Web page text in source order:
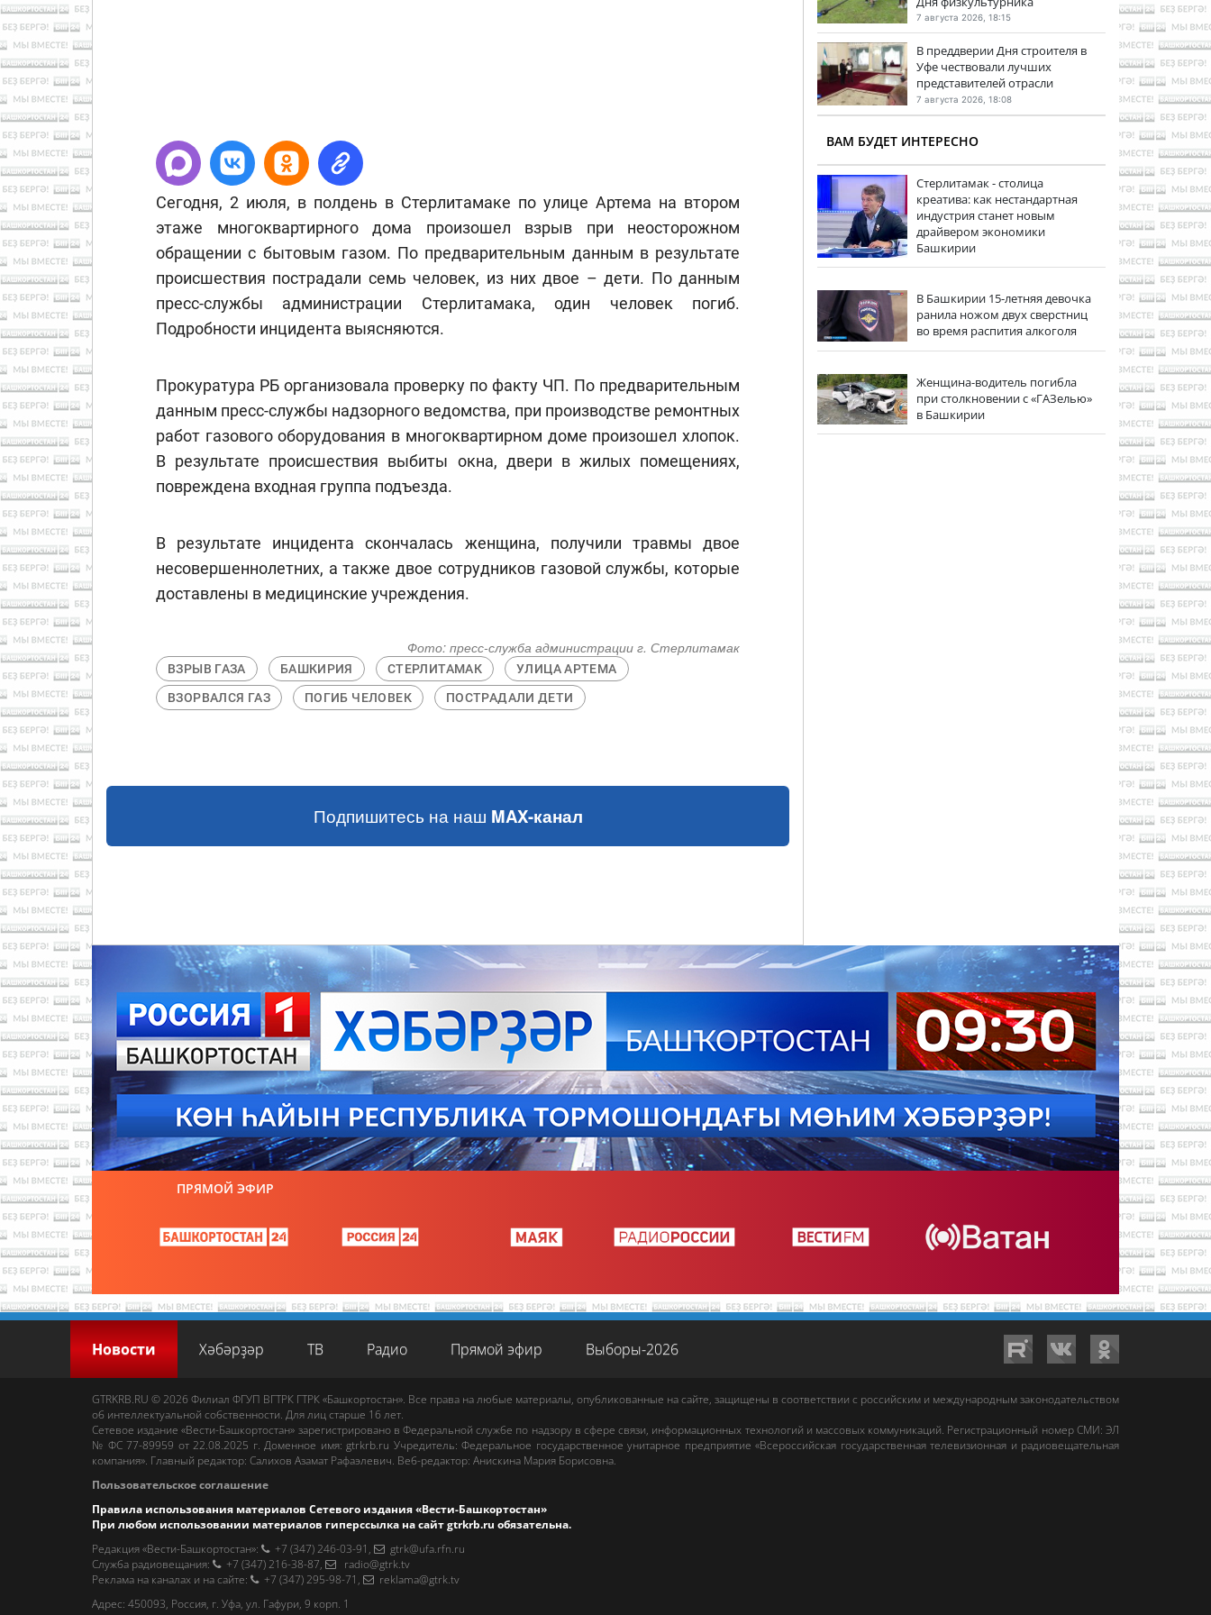
Сегодня, 2 июля, в полдень в Стерлитамаке по улице Артема на втором
этаже многоквартирного дома произошел взрыв при неосторожном
обращении с бытовым газом. По предварительным данным в результате
происшествия пострадали семь человек, из них двое – дети. По данным
пресс-службы администрации Стерлитамака, один человек погиб.
Подробности инцидента выясняются.
Прокуратура РБ организовала проверку по факту ЧП. По предварительным
данным пресс-службы надзорного ведомства, при производстве ремонтных
работ газового оборудования в многоквартирном доме произошел хлопок.
В результате происшествия выбиты окна, двери в жилых помещениях,
повреждена входная группа подъезда.
В результате инцидента скончалась женщина, получили травмы двое
несовершеннолетних, а также двое сотрудников газовой службы, которые
доставлены в медицинские учреждения.
Фото: пресс-служба администрации г. Стерлитамак
ВЗРЫВ ГАЗА БАШКИРИЯ СТЕРЛИТАМАК
УЛИЦА АРТЕМА
ВЗОРВАЛСЯ ГАЗ
ПОГИБ ЧЕЛОВЕК ПОСТРАДАЛИ ДЕТИ
Подпишитесь на наш MAX-канал
7 августа 2026, 18:15
В преддверии Дня строителя в
Уфе чествовали лучших
представителей отрасли
7 августа 2026, 18:08
ВАМ БУДЕТ ИНТЕРЕСНО
Стерлитамак - столица
креатива: как нестандартная
индустрия станет новым
драйвером экономики
Башкирии
В Башкирии 15-летняя девочка
ранила ножом двух сверстниц
во время распития алкоголя
Женщина-водитель погибла
при столкновении с «ГАЗелью»
в Башкирии
ПРЯМОЙ ЭФИР
Новости Хәбәрҙәр ТВ Радио Прямой эфир Выборы-2026
GTRKRB.RU © 2026 Филиал ФГУП ВГТРК ГТРК «Башкортостан». Все права на любые материалы, опубликованные на сайте, защищены в соответствии с российским и международным законодательством
об интеллектуальной собственности. Для лиц старше 16 лет.
Сетевое издание «Вести-Башкортостан» зарегистрировано в Федеральной службе по надзору в сфере связи, информационных технологий и массовых коммуникаций. Регистрационный номер СМИ: ЭЛ
№ ФС 77-89959 от 22.08.2025 г. Доменное имя:gtrkrb.ru Учредитель: Федеральное государственное унитарное предприятие «Всероссийская государственная телевизионная и радиовещательная
компания». Главный редактор: Салихов Азамат Рафаэлевич. Веб-редактор: Анискина Мария Борисовна.
Пользовательское соглашение
Правила использования материалов Сетевого издания «Вести-Башкортостан»
При любом использовании материалов гиперссылка на сайтgtrkrb.ru обязательна.
Редакция «Вести-Башкортостан»: +7 (347) 246-03-91 ,
gtrk@ufa.rfn.ru
Cлужба радиовещания: +7 (347) 216-38-87,
radio@gtrk.tv
Реклама на каналах и на сайте: +7 (347) 295-98-71 ,
reklama@gtrk.tv
Адрес: 450093, Россия, г. Уфа, ул. Гафури, 9 корп. 1